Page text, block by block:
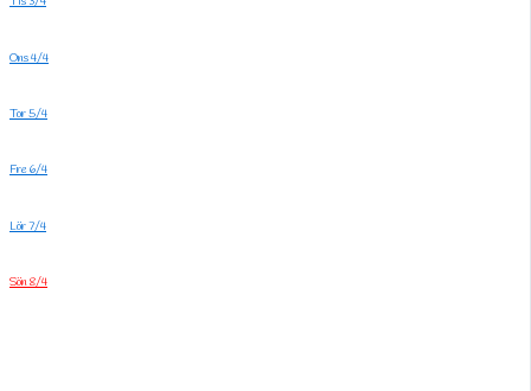
Ons 4/4
Tor 5/4
Fre 6/4
Lör 7/4
Sön 8/4